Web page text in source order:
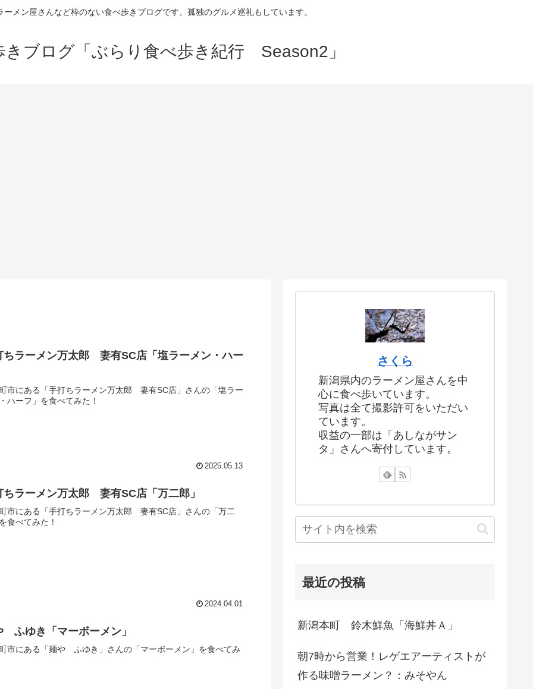
ーメン屋さんなど枠のない食べ歩きブログです。孤独のグルメ巡礼もしています。
きブログ「ぶらり食べ歩き紀行 Season2」
ちラーメン万太郎 妻有SC店「塩ラーメン・ハー
市にある「手打ちラーメン万太郎 妻有SC店」さんの「塩ラー
ハーフ」を食べてみた！
2025.05.13
ちラーメン万太郎 妻有SC店「万二郎」
市にある「手打ちラーメン万太郎 妻有SC店」さんの「万二
食べてみた！
2024.04.01
ふゆき「マーボーメン」
市にある「麺や ふゆき」さんの「マーボーメン」を食べてみ
さくら
新潟県内のラーメン屋さんを中
心に食べ歩いています。
写真は全て撮影許可をいただい
ています。
収益の一部は「あしながサン
タ」さんへ寄付しています。
最近の投稿
新潟本町 鈴木鮮魚「海鮮丼Ａ」
朝7時から営業！レゲエアーティストが
作る味噌ラーメン？：みそやん